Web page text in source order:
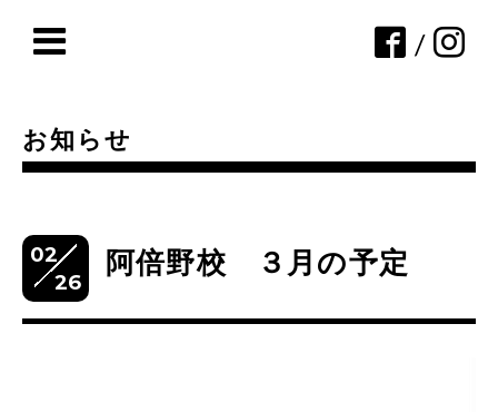
/
お知らせ
02
26
阿倍野校 ３月の予定